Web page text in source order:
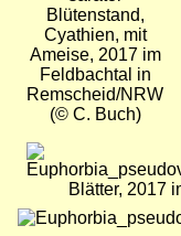
Blütenstand,
Cyathien, mit
Ameise, 2017 im
Feldbachtal in
Remscheid/NRW
(© C. Buch)
Bild
Blätter, 2017
Bild